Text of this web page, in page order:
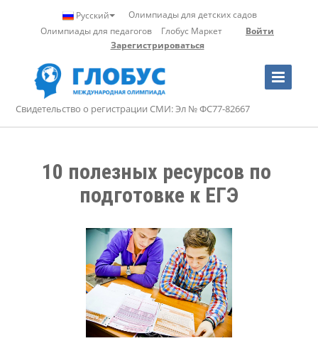
Русский
Олимпиады для детских садов
Олимпиады для педагогов
Глобус Маркет
Войти
Зарегистрироваться
Toggle
Navigation
Свидетельство о регистрации СМИ: Эл № ФС77-82667
10 полезных ресурсов по
подготовке к ЕГЭ